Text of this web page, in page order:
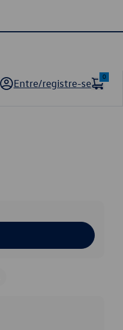
Entre/registre-se
0